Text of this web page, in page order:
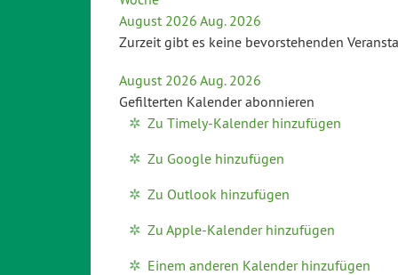
August 2026 Aug. 2026
Zurzeit gibt es keine bevorstehenden
August 2026 Aug. 2026
Gefilterten Kalender abonnieren
Zu Timely-Kalender hinzufügen
Zu Google hinzufügen
Zu Outlook hinzufügen
Zu Apple-Kalender hinzufügen
Einem anderen Kalender hinzufügen